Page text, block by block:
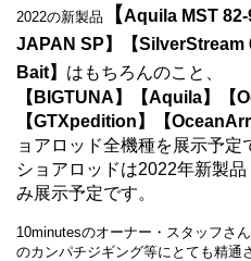
2022の新製品
【Aquila MST
JAPAN SP】【
Bait】 はもちろんのこと、
【BIGTUNA】【Aquila】【
【GTXpedition】【
ョアロッド全機種を展示予定
ショアロッドは2022年新製品
み展示予定です。
10minutesのオーナー・スタッフさ
のカンパチジギング等にとても精通